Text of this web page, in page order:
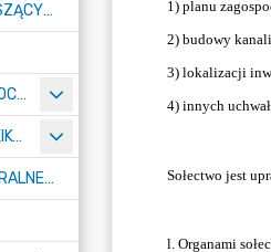
INFORMACJA DLA OSÓB NIESŁYSZĄCYCH
ŚRODOWISKOWY DOM SAMOPOMOCY "KONICZYNKA" W SUMINIE
KLUB DZIECIĘCY „POZIOMKA” W KIKOLE
INFORMACJE DOTYCZĄCE CENTRALNEGO PORTU KOMUNIKACYJNEGO